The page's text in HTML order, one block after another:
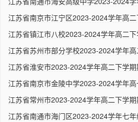
江苏省南京市江宁区2023-2024学年高
江苏省镇江市八校2023-2024学年高二
江苏省苏州市部分学校2023-2024学年
江苏省淮安市2023-2024学年高二下学
江苏省南京市金陵中学2023-2024学年
江苏省常州市2023-2024学年高二下学
江苏省南通市海门区2023-2024学年七